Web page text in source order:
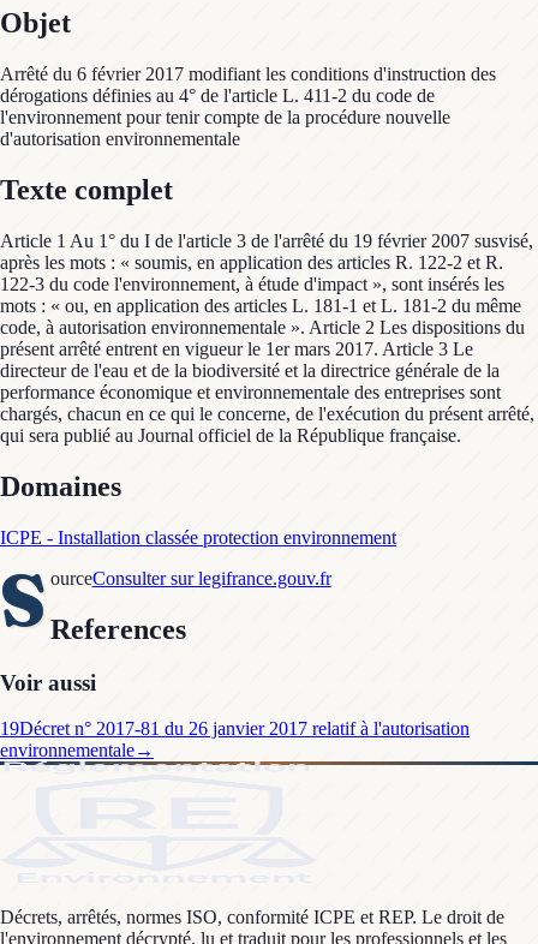
Objet
Arrêté du 6 février 2017 modifiant les conditions d'instruction des
dérogations définies au 4° de l'article L. 411-2 du code de
l'environnement pour tenir compte de la procédure nouvelle
d'autorisation environnementale
Texte complet
Article 1 Au 1° du I de l'article 3 de l'arrêté du 19 février 2007 susvisé,
après les mots : « soumis, en application des articles R. 122-2 et R.
122-3 du code l'environnement, à étude d'impact », sont insérés les
mots : « ou, en application des articles L. 181-1 et L. 181-2 du même
code, à autorisation environnementale ». Article 2 Les dispositions du
présent arrêté entrent en vigueur le 1er mars 2017. Article 3 Le
directeur de l'eau et de la biodiversité et la directrice générale de la
performance économique et environnementale des entreprises sont
chargés, chacun en ce qui le concerne, de l'exécution du présent arrêté,
qui sera publié au Journal officiel de la République française.
Domaines
ICPE - Installation classée protection environnement
S ourceConsulter sur legifrance.gouv.fr
References
Voir aussi
19Décret n° 2017-81 du 26 janvier 2017 relatif à l'autorisation
environnementale→
Décrets, arrêtés, normes ISO, conformité ICPE et REP. Le droit de
l'environnement décrypté, lu et traduit pour les professionnels et les